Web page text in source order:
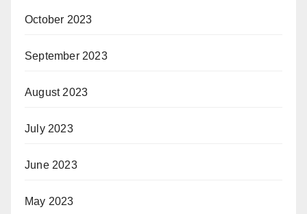
October 2023
September 2023
August 2023
July 2023
June 2023
May 2023